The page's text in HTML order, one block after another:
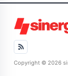
Copyright © 2026